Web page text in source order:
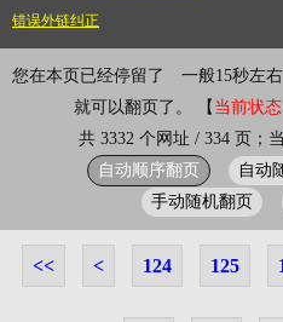
错误外链纠正
您在本页已经停留了
一般15秒左
就可以翻页了。 【 当前状
共 3332 个网址 / 334 页；
自动顺序翻页 自动
手动随机翻页
<< < 124 125